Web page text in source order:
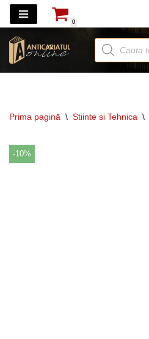
la
conținut
0
Prima pagină \ Stiinte si Tehnica \
-10%